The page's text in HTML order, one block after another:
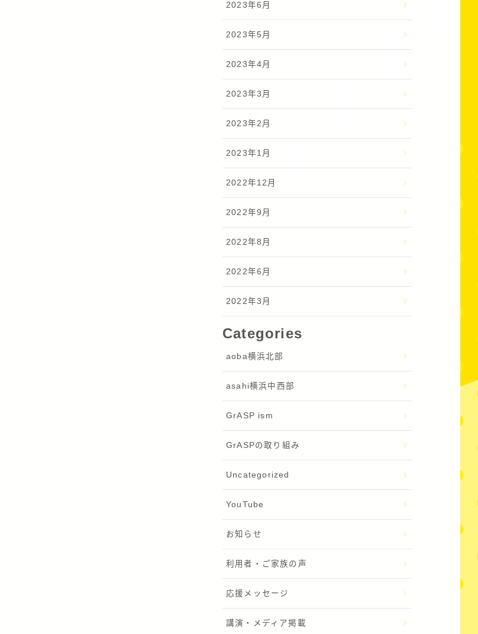
2023年6月
2023年5月
2023年4月
2023年3月
2023年2月
2023年1月
2022年12月
2022年9月
2022年8月
2022年6月
2022年3月
Categories
aoba横浜北部
asahi横浜中西部
GrASP ism
GrASPの取り組み
Uncategorized
YouTube
お知らせ
利用者・ご家族の声
応援メッセージ
講演・メディア掲載